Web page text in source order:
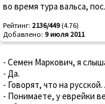
во время тура вальса,
Рейтинг: 2136/449(4.76)
Добавлено: 9 июля 2011
- Семен Маркович, я
- Да.
- Говорят, что на
- Понимаете, у еврейки